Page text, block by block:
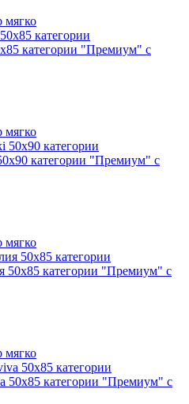
категории "Премиум" с
категории "Премиум" с
50х85 категории "Премиум" с
50х85 категории "Премиум" с